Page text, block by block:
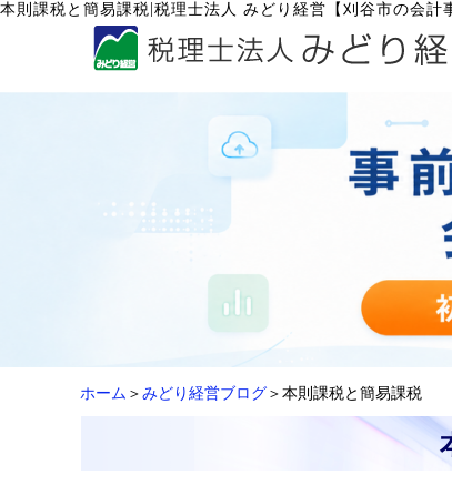
本則課税と簡易課税 税理士法人 みどり経営【刈谷市の会計
ホーム ＞ みどり経営ブログ ＞本則課税と簡易課税